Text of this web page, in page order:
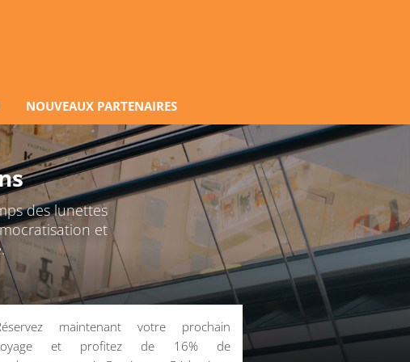
NOUVEAUX PARTENAIRES
des lunettes
et
maintenant votre prochain
et profitez de 16% de